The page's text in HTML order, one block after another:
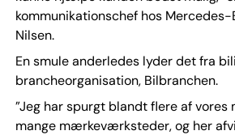
kommunikationschef hos Mercedes-
Nilsen.
En smule anderledes lyder det fra
brancheorganisation, Bilbranchen.
”Jeg har spurgt blandt flere af vores
mange mærkeværksteder, og her